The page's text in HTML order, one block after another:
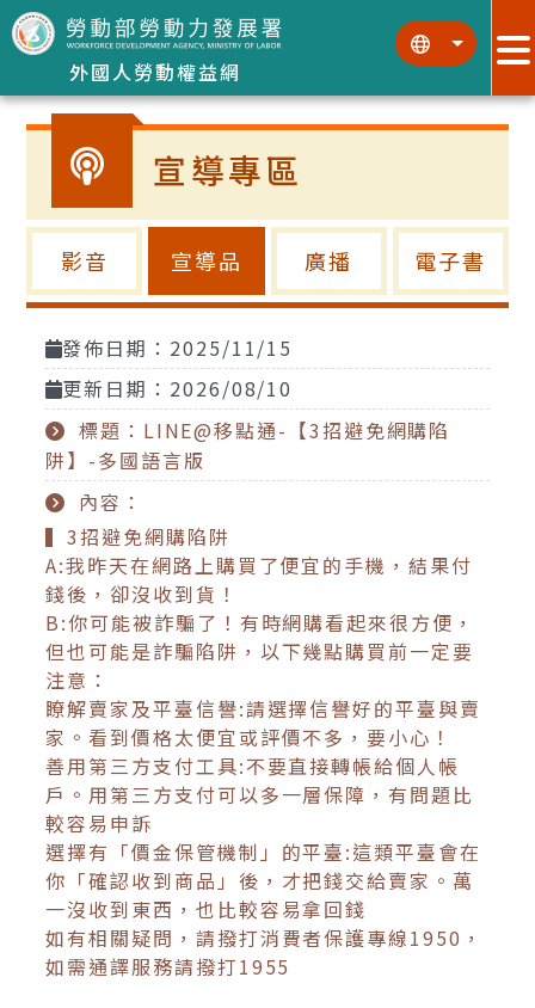
跳到主要內容區塊
外國人勞動權益網
::: :::
宣導專區
影音 宣導品 廣播 電子書
發佈日期：2025/11/15
更新日期：2026/08/10
標題：LINE@移點通-【3招避免網購陷
阱】-多國語言版
內容：
▍3招避免網購陷阱
A:我昨天在網路上購買了便宜的手機，結果付
錢後，卻沒收到貨！
B:你可能被詐騙了！有時網購看起來很方便，
但也可能是詐騙陷阱，以下幾點購買前一定要
注意：
瞭解賣家及平臺信譽:請選擇信譽好的平臺與賣
家。看到價格太便宜或評價不多，要小心！
善用第三方支付工具:不要直接轉帳給個人帳
戶。用第三方支付可以多一層保障，有問題比
較容易申訴
選擇有「價金保管機制」的平臺:這類平臺會在
你「確認收到商品」後，才把錢交給賣家。萬
一沒收到東西，也比較容易拿回錢
如有相關疑問，請撥打消費者保護專線1950，
如需通譯服務請撥打1955